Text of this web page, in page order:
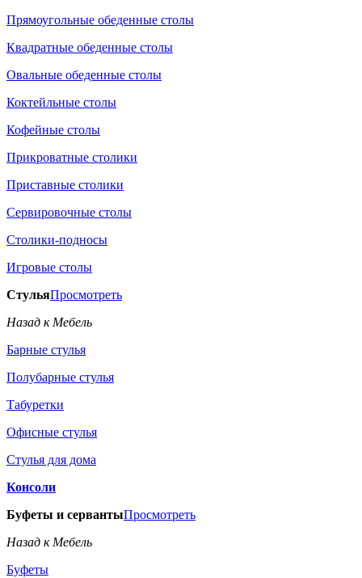
Прямоугольные обеденные столы
Квадратные обеденные столы
Овальные обеденные столы
Коктейльные столы
Кофейные столы
Прикроватные столики
Приставные столики
Сервировочные столы
Столики-подносы
Игровые столы
СтульяПросмотреть
Назад к Мебель
Барные стулья
Полубарные стулья
Табуретки
Офисные стулья
Стулья для дома
Консоли
Буфеты и сервантыПросмотреть
Назад к Мебель
Буфеты